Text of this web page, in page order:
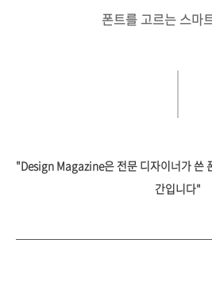
폰트를 고르는 스마
"Design Magazine은 전문 디자이너가 쓴
간입니다"